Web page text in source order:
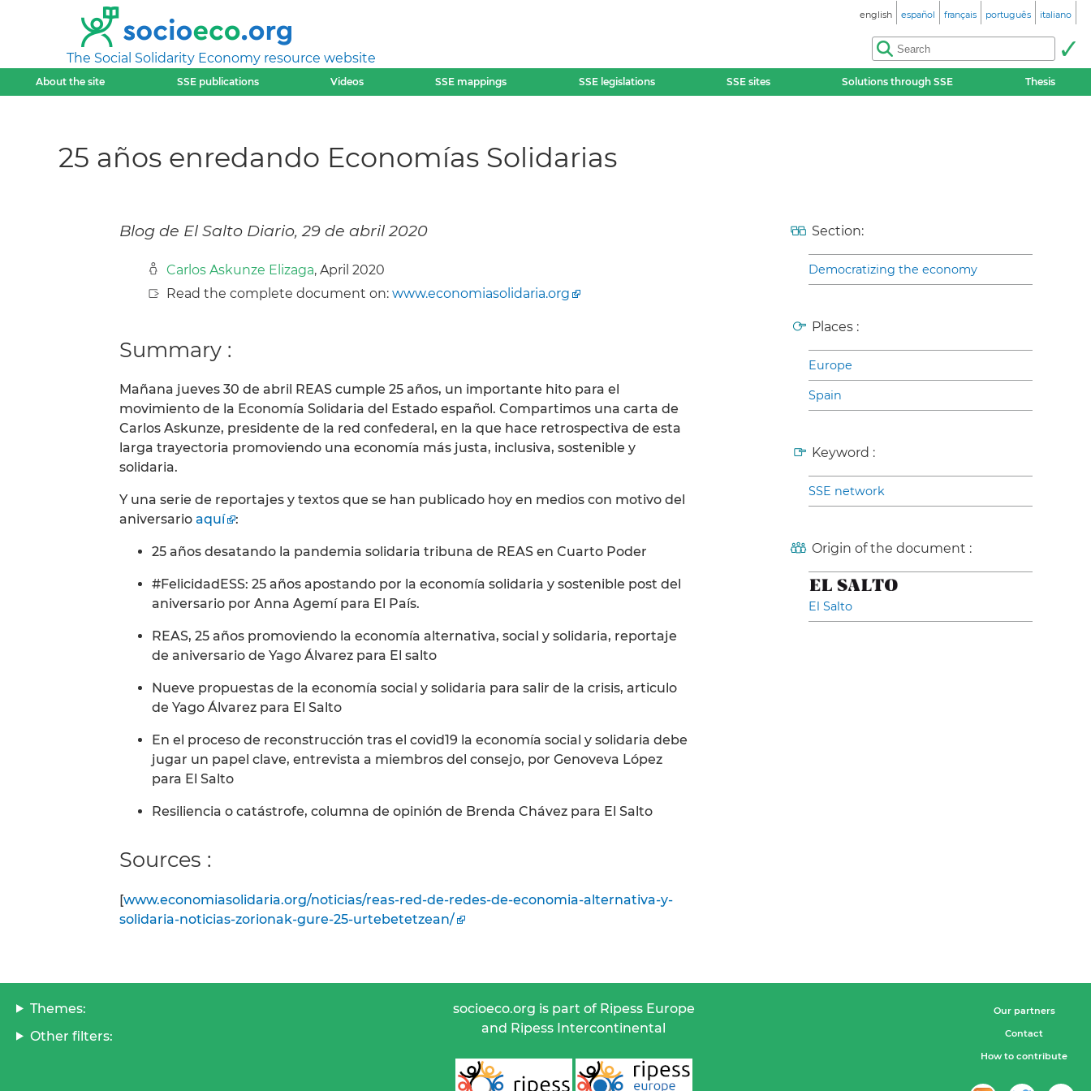
The Social Solidarity Economy resource website
english español français português italiano
About the site SSE publications Videos SSE mappings SSE legislations SSE sites Solutions through SSE Thesis
25 años enredando Economías Solidarias
Blog de El Salto Diario, 29 de abril 2020
Carlos Askunze Elizaga, April 2020
Read the complete document on: www.economiasolidaria.org
Summary :
Mañana jueves 30 de abril REAS cumple 25 años, un importante hito para el
movimiento de la Economía Solidaria del Estado español. Compartimos una carta de
Carlos Askunze, presidente de la red confederal, en la que hace retrospectiva de esta
larga trayectoria promoviendo una economía más justa, inclusiva, sostenible y
solidaria.
Y una serie de reportajes y textos que se han publicado hoy en medios con motivo del
aniversario aquí :
25 años desatando la pandemia solidaria tribuna de REAS en Cuarto Poder
#FelicidadESS: 25 años apostando por la economía solidaria y sostenible post del
aniversario por Anna Agemí para El País.
REAS, 25 años promoviendo la economía alternativa, social y solidaria, reportaje
de aniversario de Yago Álvarez para El salto
Nueve propuestas de la economía social y solidaria para salir de la crisis, articulo
de Yago Álvarez para El Salto
En el proceso de reconstrucción tras el covid19 la economía social y solidaria debe
jugar un papel clave, entrevista a miembros del consejo, por Genoveva López
para El Salto
Resiliencia o catástrofe, columna de opinión de Brenda Chávez para El Salto
Sources :
[www.economiasolidaria.org/noticias/reas-red-de-redes-de-economia-alternativa-y-
solidaria-noticias-zorionak-gure-25-urtebetetzean/
Section:
Democratizing the economy
Places :
Europe
Spain
Keyword :
SSE network
Origin of the document :
El Salto
Themes:
Other filters:
socioeco.org is part of Ripess Europe
and Ripess Intercontinental
Our partners
Contact
How to contribute